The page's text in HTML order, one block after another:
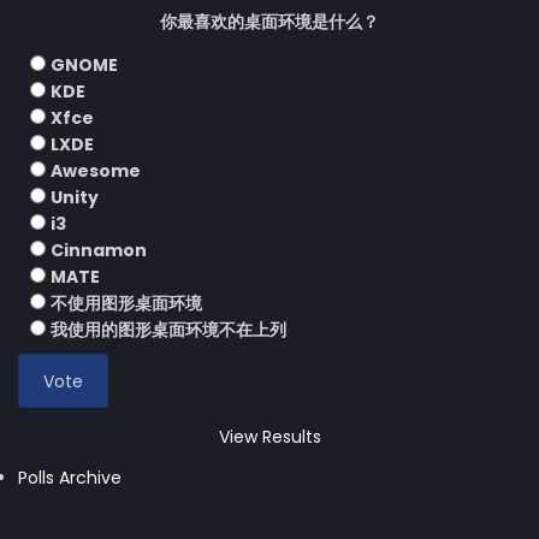
你最喜欢的桌面环境是什么？
GNOME
KDE
Xfce
LXDE
Awesome
Unity
i3
Cinnamon
MATE
不使用图形桌面环境
我使用的图形桌面环境不在上列
View Results
Polls Archive